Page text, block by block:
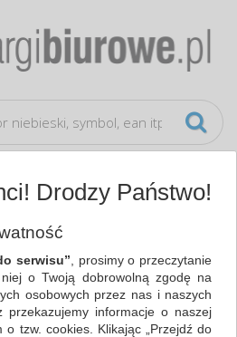
wysyłka
Drodzy Państwo!
serwisu” , prosimy o przeczytanie
o Twoją dobrowolną zgodę na
osobowych przez nas i naszych
przekazujemy informacje o naszej
o tzw. cookies. Klikając „Przejdź do